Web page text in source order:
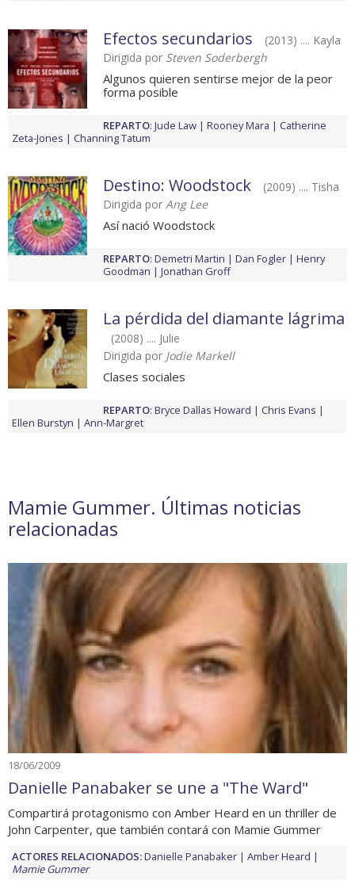
Efectos secundarios
(2013) .... Kayla
Dirigida por Steven Soderbergh
Algunos quieren sentirse mejor de la peor
forma posible
REPARTO: Jude Law Rooney Mara
Catherine
Zeta-Jones
Channing Tatum
Destino: Woodstock
(2009) .... Tisha
Dirigida por Ang Lee
Así nació Woodstock
REPARTO: Demetri Martin Dan Fogler
Henry
Goodman
Jonathan Groff
La pérdida del diamante lágrima
(2008) .... Julie
Dirigida por Jodie Markell
Clases sociales
REPARTO: Bryce Dallas Howard
Chris Evans
Ellen Burstyn
Ann-Margret
Mamie Gummer. Últimas noticias
relacionadas
18/06/2009
Danielle Panabaker se une a "The Ward"
Compartirá protagonismo con Amber Heard en un thriller de
John Carpenter, que también contará con Mamie Gummer
ACTORES RELACIONADOS:Danielle Panabaker
Amber Heard
Mamie Gummer